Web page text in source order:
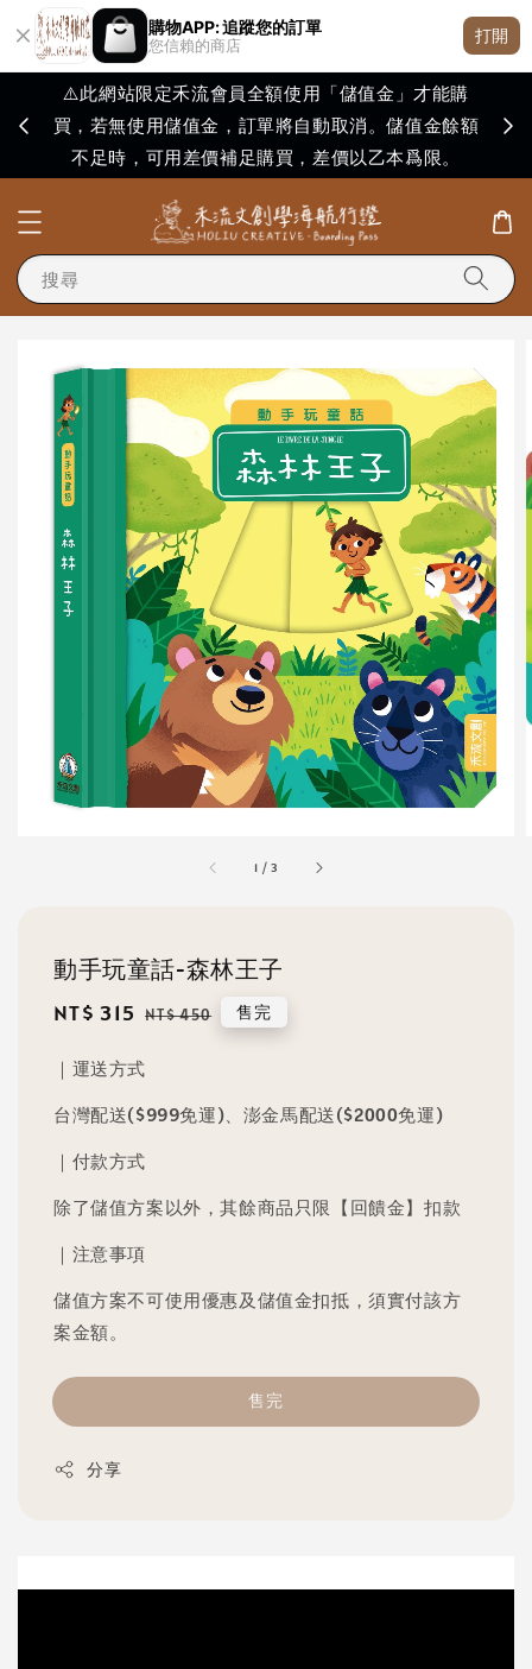
購物APP: 追蹤您的訂單
您信賴的商店
打開
⚠️此網站限定禾流會員全額使用「儲值金」才能購
買，若無使用儲值金，訂單將自動取消。儲值金餘額
不足時，可用差價補足購買，差價以乙本爲限。
購
搜尋
1 /3
動手玩童話-森林王子
Sale
NT$ 315 Regular
NT$ 450 售完
｜運送方式
台灣配送($999免運)、澎金馬配送($2000免運)
｜付款方式
除了儲值方案以外，其餘商品只限【回饋金】扣款
｜注意事項
儲值方案不可使用優惠及儲值金扣抵，須實付該方
案金額。
售完
分享